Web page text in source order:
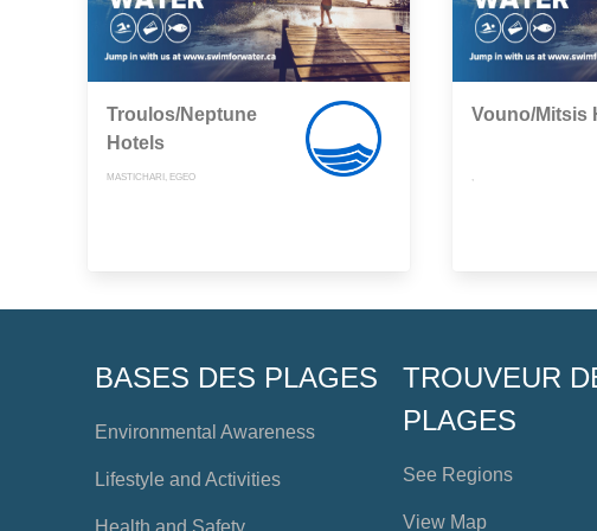
Troulos/Neptune
Hotels
MASTICHARI, EGEO
Vouno/Mitsis
BASES DES PLAGES
Environmental Awareness
Lifestyle and Activities
Health and Safety
TROUVEUR
PLAGES
See Regions
View Map